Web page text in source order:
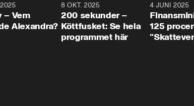
31:05
– Vem
Alexandra?
4:29
8 OKT. 2025
200 sekunder –
Köttfusket: Se hela
programmet här
4 JUNI 2025
125